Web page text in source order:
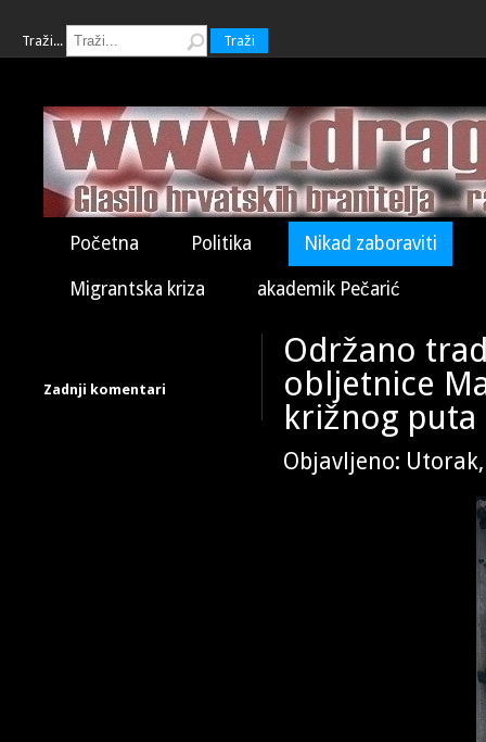
Traži... Traži
Početna Politika Nikad zaboraviti
Migrantska kriza akademik Pečarić
Zadnji komentari
Održano
obljetnice
križnog puta
Objavljeno: